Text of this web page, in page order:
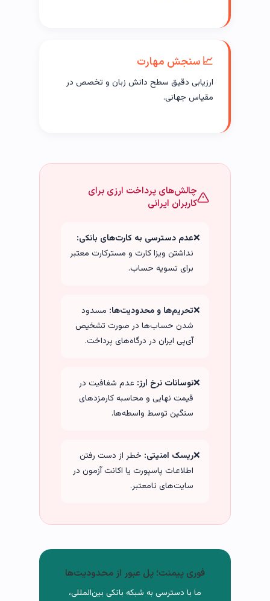
📈 سنجش مهارت
ارزیابی دقیق سطح دانش زبان و تخصص در
مقیاس جهانی.
چالش‌های پرداخت ارزی برای
کاربران ایرانی
❌عدم دسترسی به کارت‌های بانکی:
نداشتن ویزا کارت و مسترکارت معتبر
برای تسویه حساب.
❌تحریم‌ها و محدودیت‌ها: مسدود
شدن حساب‌ها در صورت تشخیص
آی‌پی ایران در درگاه‌های پرداخت.
❌نوسانات نرخ ارز: عدم شفافیت در
قیمت نهایی و محاسبه کارمزدهای
سنگین توسط واسطه‌ها.
❌ریسک امنیتی: خطر از دست رفتن
اطلاعات پاسپورت یا اکانت آزمون در
سایت‌های نامعتبر.
فوری پیمنت؛ پل عبور از محدودیت‌ها
ما با دسترسی به شبکه بانکی بین‌المللی،